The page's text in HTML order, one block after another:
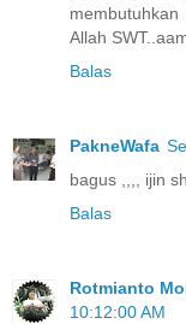
Allah
Balas
PakneWafa
bagus ,,,, ijin
Balas
Rotmianto
10:12:00 AM